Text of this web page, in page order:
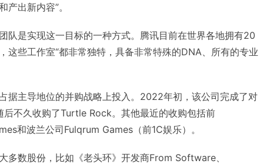
出新内容”。
队是实现这一目标的一种方式。腾讯目前在世界各地拥有20
这些工作室“都非常独特，具备非常特殊的DNA、所有的专业
据主导地位的并购战略上投入。2022年初，该公司完成了对
后不久收购了Turtle Rock。其他最近的收购包括前
和波兰公司Fulqrum Games（前1C娱乐）。
多数股份，比如《老头环》开发商From Software、